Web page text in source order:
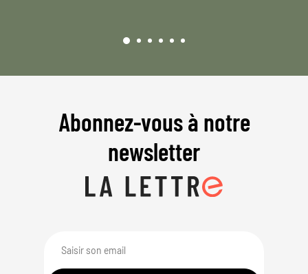
Abonnez-vous à notre
newsletter